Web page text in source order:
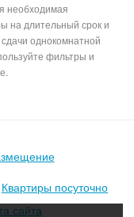
необходимая
на длительный срок и
однокомнатной
фильтры и
Квартиры посуточно
сайта